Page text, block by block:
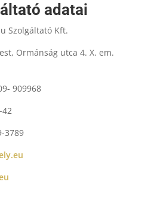
adatai
Szolgáltató Kft.
Ormánság utca 4. X. em.
909968
42
3789